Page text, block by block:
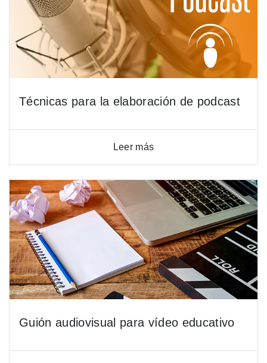
Técnicas para la elaboración de podcast
Leer más
Guión audiovisual para vídeo educativo